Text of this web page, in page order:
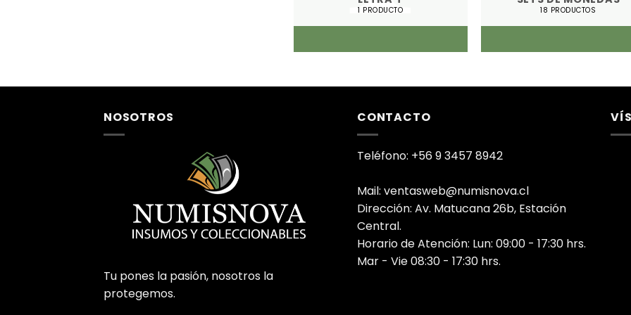
1 PRODUCTO 18 PRODUCTOS
NOSOTROS
Tu pones la pasión, nosotros la
protegemos.
CONTACTO
Teléfono: +56 9 3457 8942
Mail: ventasweb@numisnova.cl
Dirección: Av. Matucana 26b, Estación
Central.
Horario de Atención: Lun: 09:00 - 17:30 hrs.
Mar - Vie 08:30 - 17:30 hrs.